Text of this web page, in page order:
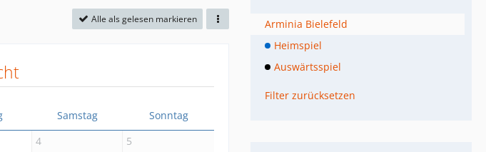
Alle als gelesen markieren
Samstag
Sonntag
4 5
Arminia Bielefeld
Heimspiel
Auswärtsspiel
Filter zurücksetzen